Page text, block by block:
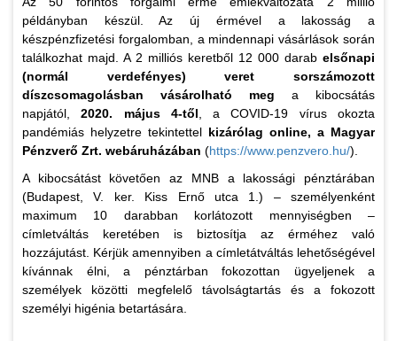
példányban készül. Az új érmével a lakosság a
készpénzfizetési forgalomban, a mindennapi vásárlások során
találkozhat majd. A 2 milliós keretből 12 000 darab elsőnapi
(normál verdefényes) veret sorszámozott
díszcsomagolásban vásárolható meg a kibocsátás
napjától,2020. május 4-től , a COVID-19 vírus okozta
pandémiás helyzetre tekintettel kizárólag online, a Magyar
Pénzverő Zrt. webáruházában (https://www.penzvero.hu/).
A kibocsátást követően az MNB a lakossági pénztárában
(Budapest, V. ker. Kiss Ernő utca 1.) – személyenként
maximum 10 darabban korlátozott mennyiségben –
címletváltás keretében is biztosítja az érméhez való
hozzájutást. Kérjük amennyiben a címletátváltás lehetőségével
kívánnak élni, a pénztárban fokozottan ügyeljenek a
személyek közötti megfelelő távolságtartás és a fokozott
személyi higénia betartására.